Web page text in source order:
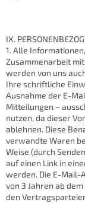
IX.
1. Alle
Zusammenarbeit
werden von uns
Ihre schriftliche
Ausnahme der E-
Mitteilungen –
nutzen, da dieser
ablehnen. Diese
verwandte Waren
Weise (durch
auf einen Link in
werden. Die E-Mail-
von 3 Jahren ab
den